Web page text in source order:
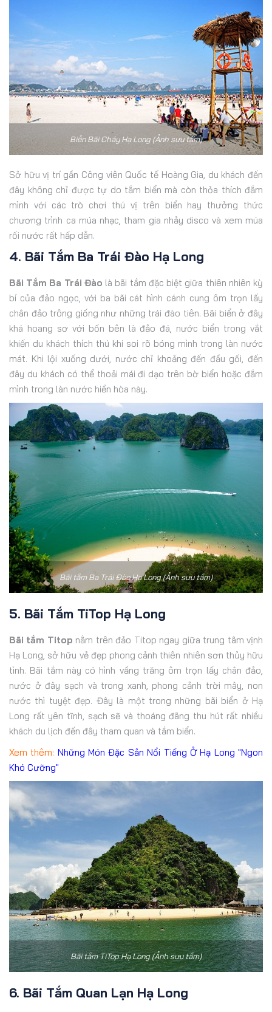
Biễn Bãi Cháy Hạ Long (Ảnh sưu tầm)
Sở hữu vị trí gần Công viên Quốc tế Hoàng Gia, du khách đến
đây không chỉ được tự do tắm biển mà còn thỏa thích đắm
mình với các trò chơi thú vị trên biển hay thưởng thức
chương trình ca múa nhạc, tham gia nhảy disco và xem múa
rối nước rất hấp dẫn.
4. Bãi Tắm Ba Trái Đào Hạ Long
Bãi Tắm Ba Trái Đào là bãi tắm đặc biệt giữa thiên nhiên kỳ
bí của đảo ngọc, với ba bãi cát hình cánh cung ôm trọn lấy
chân đảo trông giống như những trái đào tiên. Bãi biển ở đây
khá hoang sơ với bốn bên là đảo đá, nước biển trong vắt
khiến du khách thích thú khi soi rõ bóng mình trong làn nước
mát. Khi lội xuống dưới, nước chỉ khoảng đến đầu gối, đến
đây du khách có thể thoải mái đi dạo trên bờ biển hoặc đắm
mình trong làn nước hiền hòa này.
Bãi tắm Ba Trái Đào Hạ Long (Ảnh sưu tầm)
5. Bãi Tắm TiTop Hạ Long
Bãi tắm Titop nằm trên đảo Titop ngay giữa trung tâm vịnh
Hạ Long, sở hữu vẻ đẹp phong cảnh thiên nhiên sơn thủy hữu
tình. Bãi tắm này có hình vầng trăng ôm trọn lấy chân đảo,
nước ở đây sạch và trong xanh, phong cảnh trời mây, non
nước thì tuyệt đẹp. Đây là một trong những bãi biển ở Hạ
Long rất yên tĩnh, sạch sẽ và thoáng đãng thu hút rất nhiều
khách du lịch đến đây tham quan và tắm biển.
Xem thêm: Những Món Đặc Sản Nổi Tiếng Ở Hạ Long "Ngon
Khó Cưỡng"
Bãi tắm TiTop Hạ Long (Ảnh sưu tầm)
6. Bãi Tắm Quan Lạn Hạ Long